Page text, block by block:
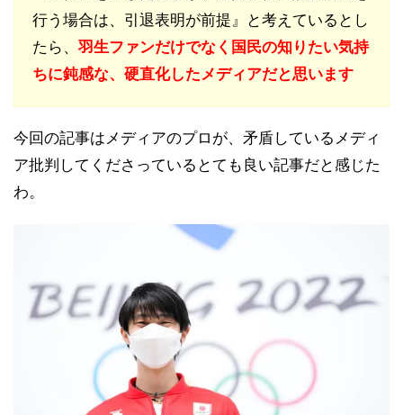
行う場合は、引退表明が前提』と考えているとし
たら、 羽生ファンだけでなく国民の知りたい気持
ちに鈍感な、硬直化したメディアだと思います
今回の記事はメディアのプロが、矛盾しているメディ
ア批判してくださっているとても良い記事だと感じた
わ。